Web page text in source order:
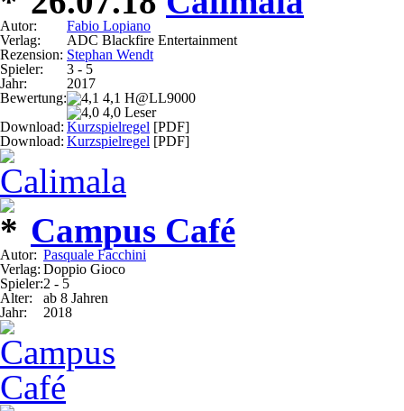
Autor:
Fabio Lopiano
Verlag:
ADC Blackfire Entertainment
Rezension: Stephan Wendt
Spieler:
3 - 5
Jahr:
2017
Bewertung:
4,1 H@LL9000
4,0 Leser
Download: Kurzspielregel [PDF]
Download: Kurzspielregel [PDF]
Campus Café
Autor: Pasquale Facchini
Verlag: Doppio Gioco
Spieler:2 - 5
Alter:
ab 8 Jahren
Jahr:
2018